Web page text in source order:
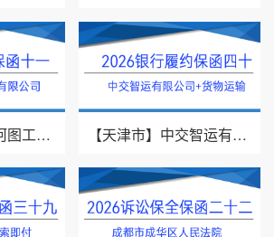
【上海市】上海河图工程股份有限公司/投标保函/2026银行投标保函十一 【天津市】中交智运有限公司/货物运输/2026年银行履约保函四十